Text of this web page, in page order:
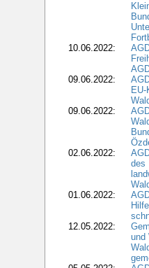
10.06.2022:
09.06.2022:
09.06.2022:
02.06.2022:
des
01.06.2022:
12.05.2022:
und